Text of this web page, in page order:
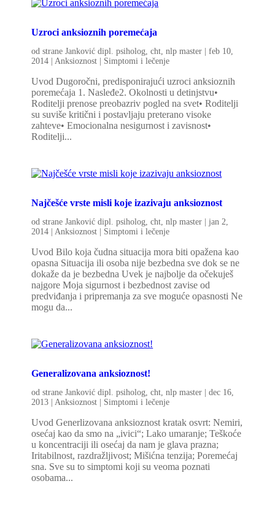
Uzroci anksioznih poremećaja
od straneJanković dipl. psiholog, cht, nlp master |feb 10,
2014
Anksioznost | Simptomi i lečenje
Uvod Dugoročni, predisponirajući uzroci anksioznih
poremećaja 1. Nasleđe2. Okolnosti u detinjstvu•
Roditelji prenose preobazriv pogled na svet• Roditelji
su suviše kritični i postavljaju preterano visoke
zahteve• Emocionalna nesigurnost i zavisnost•
Roditelji...
Najčešće vrste misli koje izazivaju anksioznost
od straneJanković dipl. psiholog, cht, nlp master |jan 2,
2014
Anksioznost | Simptomi i lečenje
Uvod Bilo koja čudna situacija mora biti opažena kao
opasna Situacija ili osoba nije bezbedna sve dok se ne
dokaže da je bezbedna Uvek je najbolje da očekuješ
najgore Moja sigurnost i bezbednost zavise od
predviđanja i pripremanja za sve moguće opasnosti Ne
mogu da...
Generalizovana anksioznost!
od straneJanković dipl. psiholog, cht, nlp master |dec 16,
2013
Anksioznost | Simptomi i lečenje
Uvod Generlizovana anksioznost kratak osvrt: Nemiri,
osećaj kao da smo na „ivici“; Lako umaranje; Teškoće
u koncentraciji ili osećaj da nam je glava prazna;
Iritabilnost, razdražljivost; Mišićna tenzija; Poremećaj
sna. Sve su to simptomi koji su veoma poznati
osobama...